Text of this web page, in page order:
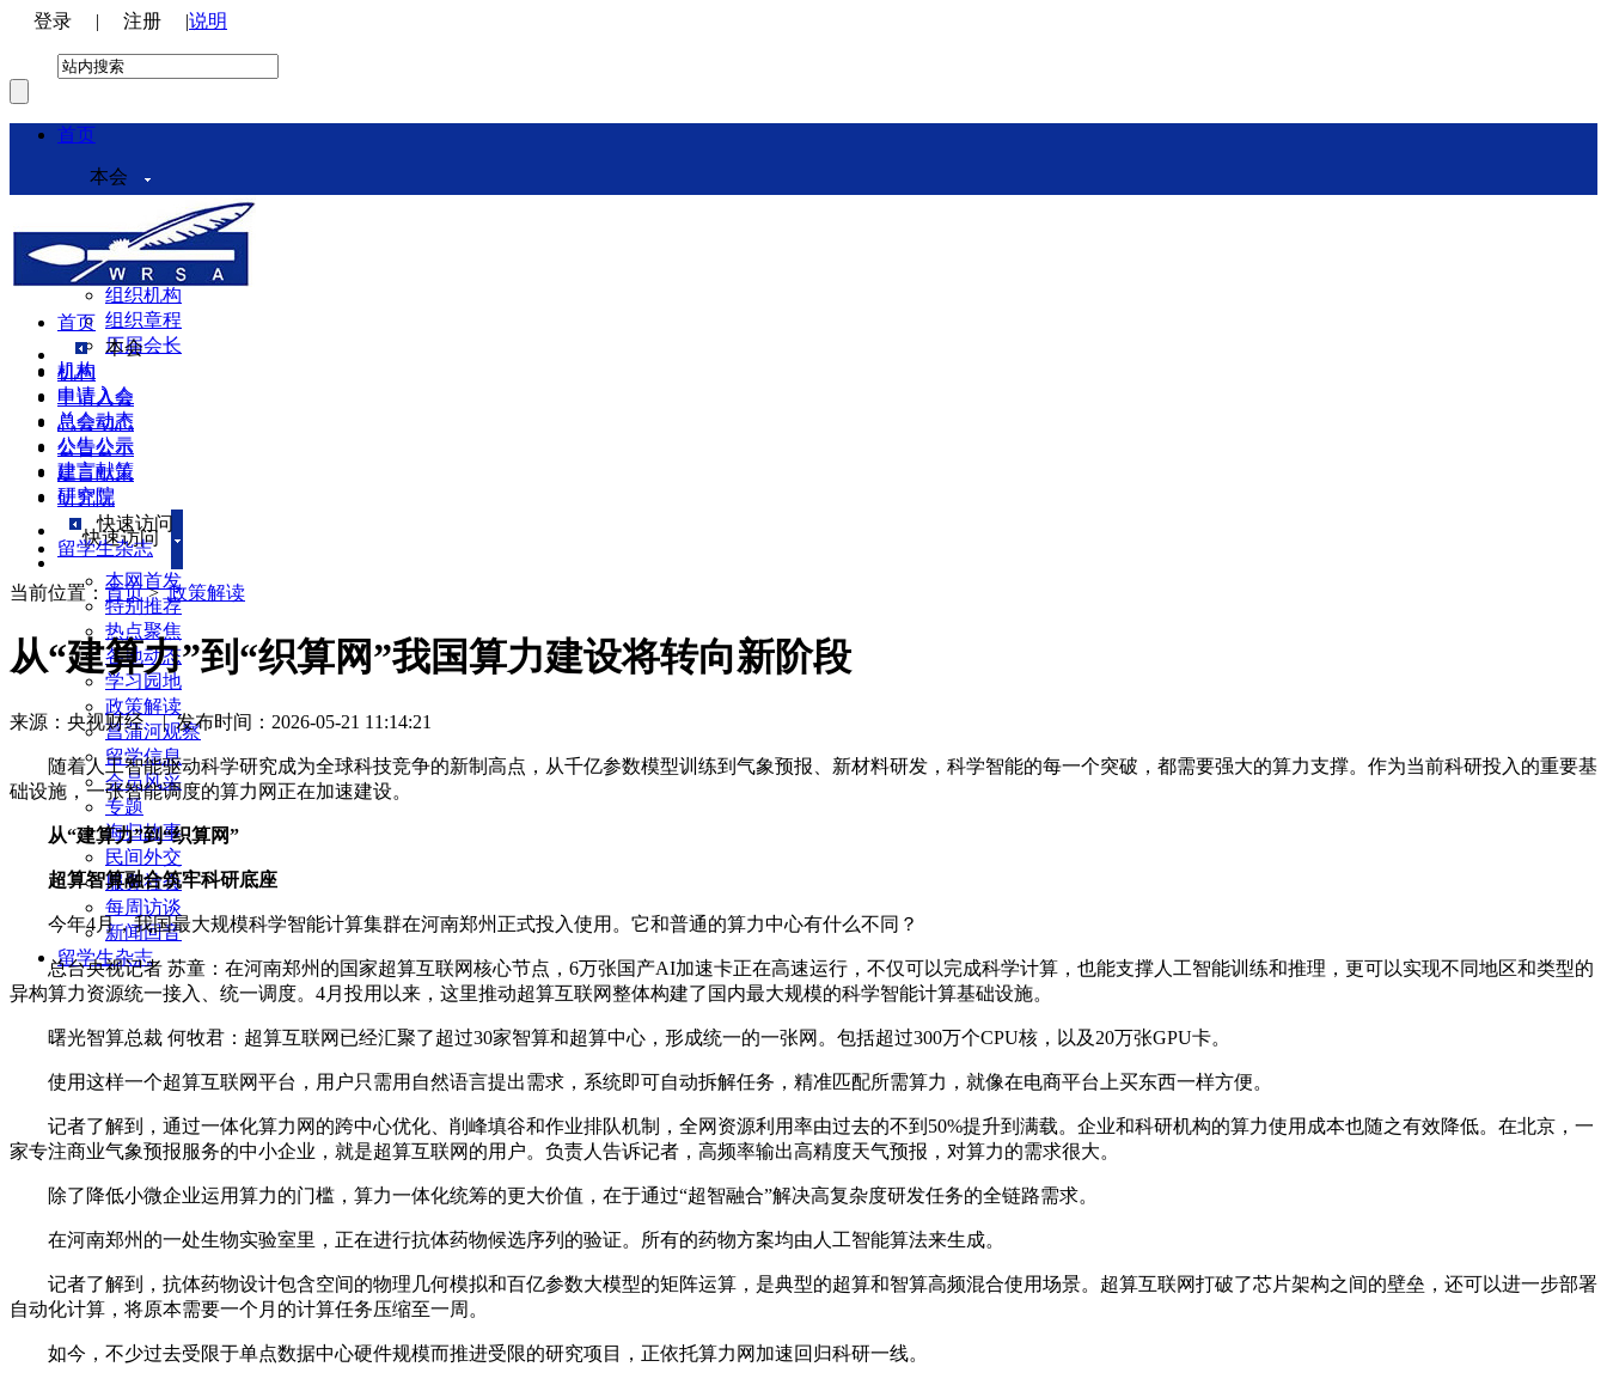
登录 | 注册 |说明
首页
本会
本会介绍
领导机构
理事会
组织机构
组织章程
历届会长
机构
申请入会
总会动态
公告公示
建言献策
研究院
快速访问
本网首发
特别推荐
热点聚焦
各地动态
学习园地
政策解读
菖蒲河观察
留学信息
会员风采
专题
海归故事
民间外交
服务社会
每周访谈
新闻回音
留学生杂志
首页
本会
机构
申请入会
总会动态
公告公示
建言献策
研究院
快速访问
留学生杂志
当前位置： 首页>政策解读
从“建算力”到“织算网”我国算力建设将转向新阶段
来源：央视财经 |发布时间：2026-05-21 11:14:21
随着人工智能驱动科学研究成为全球科技竞争的新制高点，从千亿参数模型训练到气象预报、新材料研发，科学智能的每一个突破，都需要强大的算力支撑。作为当前科研投入的重要基
础设施，一张智能调度的算力网正在加速建设。
从“建算力”到“织算网”
超算智算融合筑牢科研底座
今年4月，我国最大规模科学智能计算集群在河南郑州正式投入使用。它和普通的算力中心有什么不同？
总台央视记者 苏童：在河南郑州的国家超算互联网核心节点，6万张国产AI加速卡正在高速运行，不仅可以完成科学计算，也能支撑人工智能训练和推理，更可以实现不同地区和类型的
异构算力资源统一接入、统一调度。4月投用以来，这里推动超算互联网整体构建了国内最大规模的科学智能计算基础设施。
曙光智算总裁 何牧君：超算互联网已经汇聚了超过30家智算和超算中心，形成统一的一张网。包括超过300万个CPU核，以及20万张GPU卡。
使用这样一个超算互联网平台，用户只需用自然语言提出需求，系统即可自动拆解任务，精准匹配所需算力，就像在电商平台上买东西一样方便。
记者了解到，通过一体化算力网的跨中心优化、削峰填谷和作业排队机制，全网资源利用率由过去的不到50%提升到满载。企业和科研机构的算力使用成本也随之有效降低。在北京，一
家专注商业气象预报服务的中小企业，就是超算互联网的用户。负责人告诉记者，高频率输出高精度天气预报，对算力的需求很大。
除了降低小微企业运用算力的门槛，算力一体化统筹的更大价值，在于通过“超智融合”解决高复杂度研发任务的全链路需求。
在河南郑州的一处生物实验室里，正在进行抗体药物候选序列的验证。所有的药物方案均由人工智能算法来生成。
记者了解到，抗体药物设计包含空间的物理几何模拟和百亿参数大模型的矩阵运算，是典型的超算和智算高频混合使用场景。超算互联网打破了芯片架构之间的壁垒，还可以进一步部署
自动化计算，将原本需要一个月的计算任务压缩至一周。
如今，不少过去受限于单点数据中心硬件规模而推进受限的研究项目，正依托算力网加速回归科研一线。